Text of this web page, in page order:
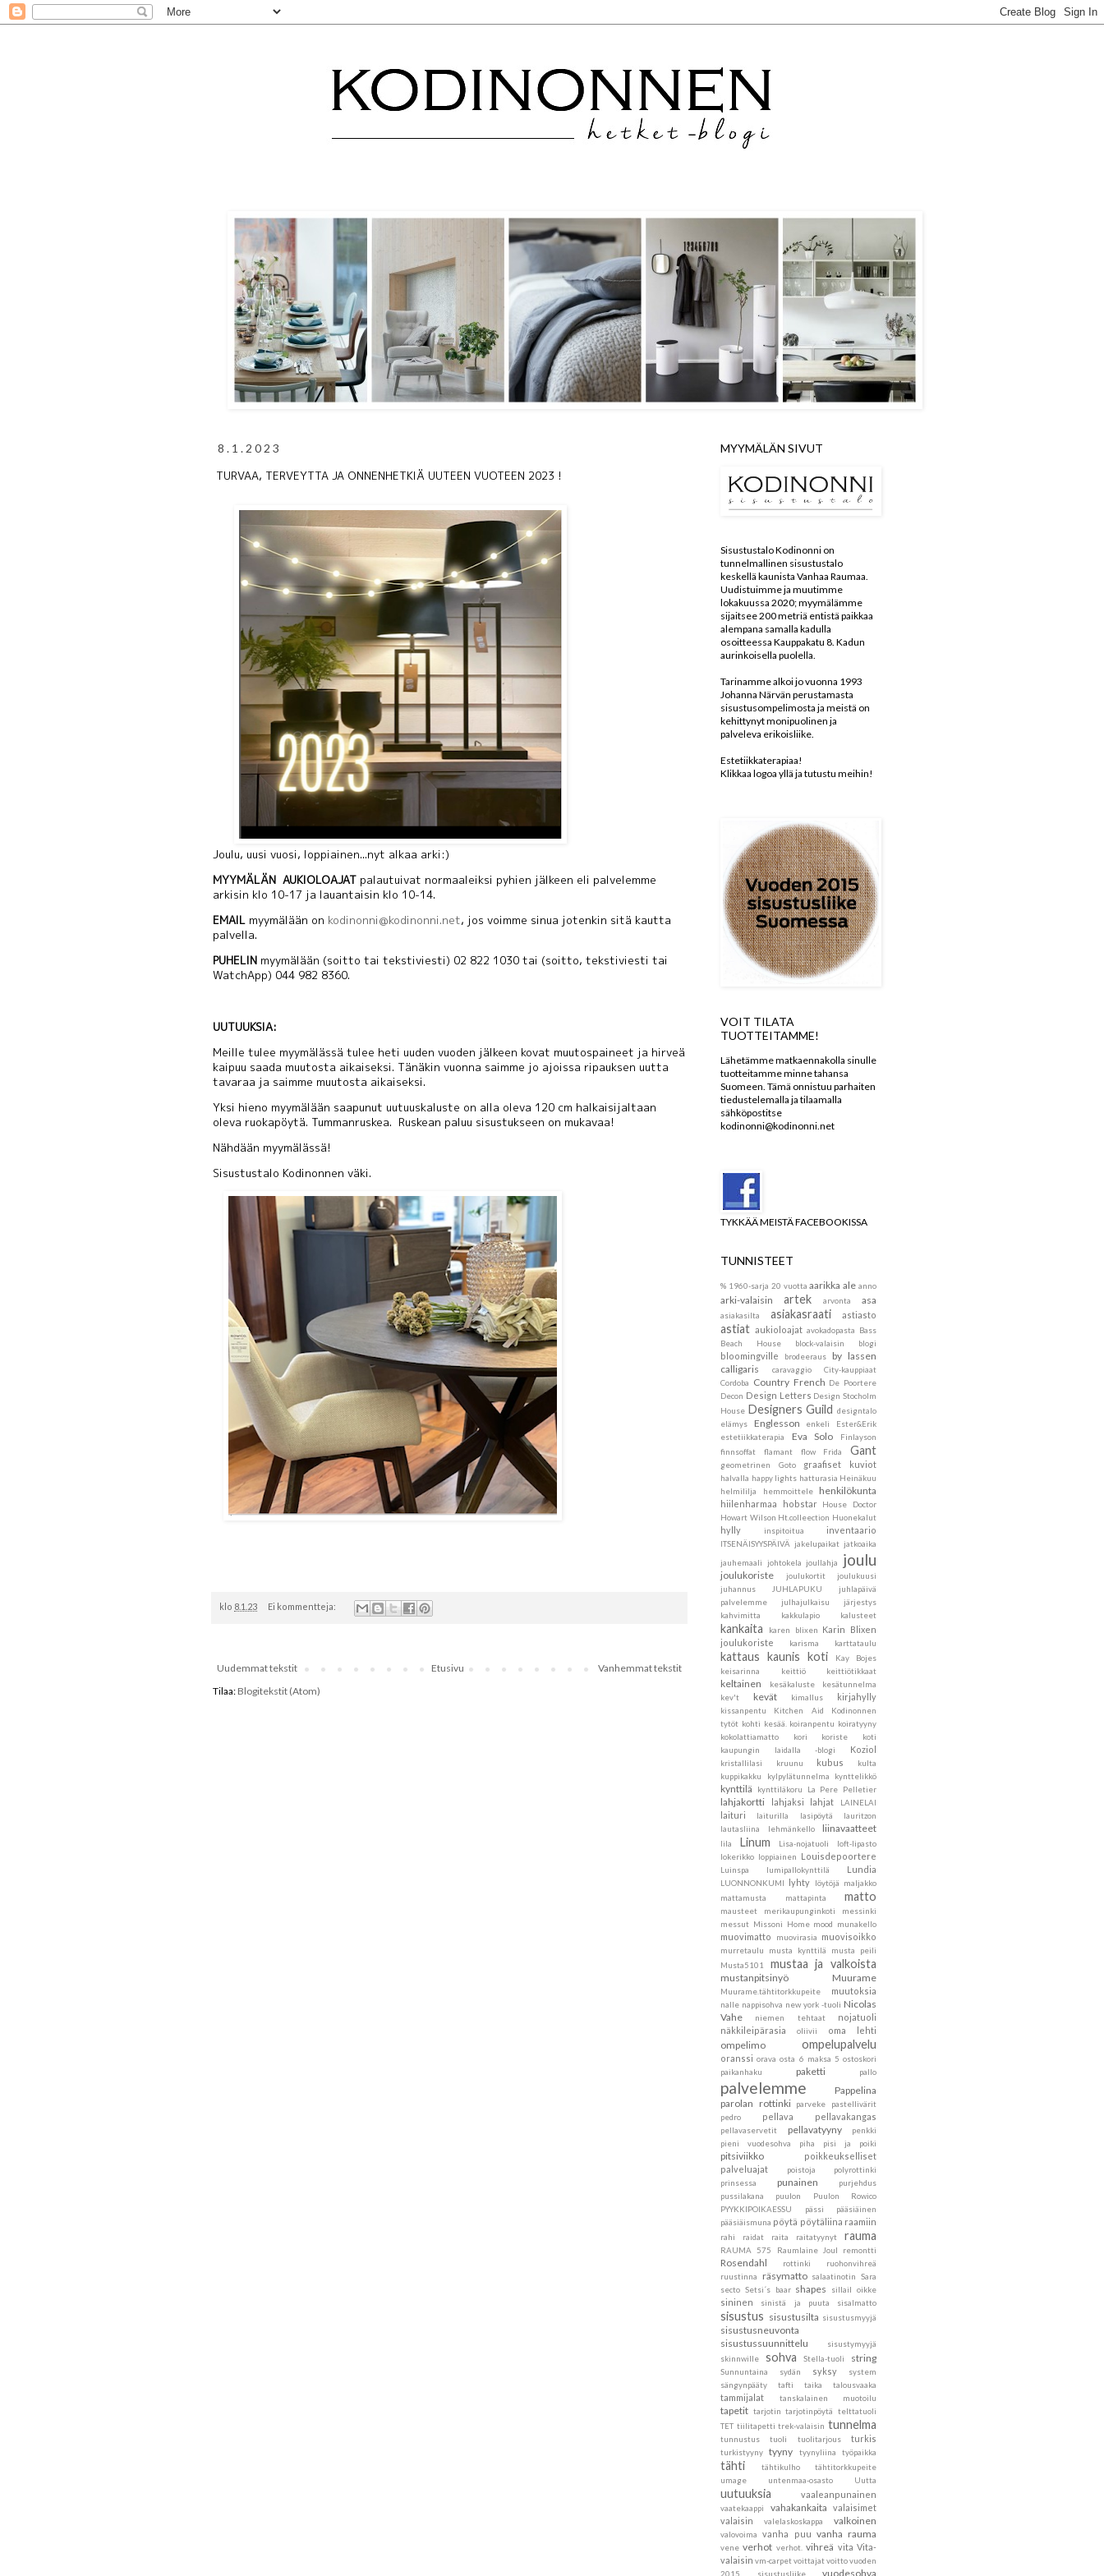
8.1.2023
TURVAA, TERVEYTTA JA ONNENHETKIÄ UUTEEN VUOTEEN 2023 !
Joulu, uusi vuosi, loppiainen...nyt alkaa arki:)
MYYMÄLÄN AUKIOLOAJAT palautuivat normaaleiksi pyhien jälkeen eli palvelemme
arkisin klo 10-17 ja lauantaisin klo 10-14.
EMAIL myymälään on kodinonni@kodinonni.net, jos voimme sinua jotenkin sitä kautta
palvella.
PUHELIN myymälään (soitto tai tekstiviesti) 02 822 1030 tai (soitto, tekstiviesti tai
WatchApp) 044 982 8360.
UUTUUKSIA:
Meille tulee myymälässä tulee heti uuden vuoden jälkeen kovat muutospaineet ja hirveä
kaipuu saada muutosta aikaiseksi. Tänäkin vuonna saimme jo ajoissa ripauksen uutta
tavaraa ja saimme muutosta aikaiseksi.
Yksi hieno myymälään saapunut uutuuskaluste on alla oleva 120 cm halkaisijaltaan
oleva ruokapöytä. Tummanruskea. Ruskean paluu sisustukseen on mukavaa!
Nähdään myymälässä!
Sisustustalo Kodinonnen väki.
klo 8.1.23 Ei kommentteja:
Uudemmat tekstit Vanhemmat tekstit
Etusivu
Tilaa: Blogitekstit (Atom)
MYYMÄLÄN SIVUT
Sisustustalo Kodinonni on
tunnelmallinen sisustustalo
keskellä kaunista Vanhaa Raumaa.
Uudistuimme ja muutimme
lokakuussa 2020; myymälämme
sijaitsee 200 metriä entistä paikkaa
alempana samalla kadulla
osoitteessa Kauppakatu 8. Kadun
aurinkoisella puolella.
Tarinamme alkoi jo vuonna 1993
Johanna Närvän perustamasta
sisustusompelimosta ja meistä on
kehittynyt monipuolinen ja
palveleva erikoisliike.
Estetiikkaterapiaa!
Klikkaa logoa yllä ja tutustu meihin!
VOIT TILATA
TUOTTEITAMME!
Lähetämme matkaennakolla sinulle
tuotteitamme minne tahansa
Suomeen. Tämä onnistuu parhaiten
tiedustelemalla ja tilaamalla
sähköpostitse
kodinonni@kodinonni.net
TYKKÄÄ MEISTÄ FACEBOOKISSA
TUNNISTEET
% 1960-sarja 20 vuotta aarikka ale anno
arki-valaisin artek arvonta asa
asiakasilta asiakasraati astiasto
astiat aukioloajat avokadopasta
Bass
Beach House
block-valaisin blogi
bloomingville brodeeraus
by lassen
calligaris
caravaggio
City-kauppiaat
Cordoba
Country French De Poortere
Decon Design Letters Design Stocholm
House Designers Guild designtalo
elämys
Englesson enkeli
Ester&Erik
estetiikkaterapia
Eva Solo
Finlayson
finnsoffat
flamant flow Frida Gant
geometrinen Goto graafiset kuviot
halvalla happy lights hatturasia Heinäkuu
helmililja
hemmoittele henkilökunta
hiilenharmaa hobstar
House Doctor
Howart Wilson Ht.colleection Huonekalut
hylly inspitoitua inventaario
ITSENÄISYYSPÄIVÄ jakelupaikat jatkoaika
jauhemaali johtokela joullahja joulu
joulukoriste joulukortit
joulukuusi
juhannus
JUHLAPUKU
juhlapäivä
palvelemme
julhajulkaisu
järjestys
kahvimitta
kakkulapio kalusteet
kankaita karen blixen
Karin Blixen
joulukoriste
karisma karttataulu
kattaus kaunis koti
Kay Bojes
keisarinna
keittiö keittiötikkaat
keltainen kesäkaluste
kesätunnelma
kev't
kevät kimallus kirjahylly
kissanpentu Kitchen Aid
Kodinonnen
tytöt kohti kesää. koiranpentu koiratyyny
kokolattiamatto
kori koriste
koti
kaupungin laidalla -blogi
Koziol
kristallilasi kruunu kubus
kulta
kuppikakku
kylpylätunnelma kynttelikkö
kynttilä kynttiläkoru La Pere Pelletier
lahjakortti lahjaksi lahjat LAINELAI
laituri laiturilla lasipöytä
lauritzon
lautasliina
lehmänkello liinavaatteet
lila Linum Lisa-nojatuoli
loft-lipasto
lokerikko loppiainen Louisdepoortere
Luinspa lumipallokynttilä Lundia
LUONNONKUMI lyhty löytöjä
maljakko
mattamusta
mattapinta matto
mausteet merikaupunginkoti
messinki
messut Missoni Home mood munakello
muovimatto muovirasia muovisoikko
murretaulu musta kynttilä
musta peili
Musta5101
mustaa ja valkoista
mustanpitsinyö Muurame
Muurame.tähtitorkkupeite muutoksia
nalle nappisohva new york -tuoli Nicolas
Vahe
niemen tehtaat
nojatuoli
näkkileipärasia
oliivii oma lehti
ompelimo ompelupalvelu
oranssi orava osta 6 maksa 5 ostoskori
paikanhaku
paketti pallo
palvelemme
Pappelina
parolan rottinki
parveke
pastellivärit
pedro
pellava pellavakangas
pellavaservetit pellavatyyny
penkki
pieni vuodesohva
piha pisi ja poiki
pitsiviikko
poikkeukselliset
palveluajat
poistoja
polyrottinki
prinsessa
punainen
purjehdus
pussilakana
puulon
Puulon Rowico
PYYKKIPOIKAESSU
pässi
pääsiäinen
pääsiäismuna pöytä pöytäliina raamiin
rahi raidat raita raitatyynyt rauma
RAUMA 575 Raumlaine Joul remontti
Rosendahl rottinki
ruohonvihreä
ruustinna
räsymatto salaatinotin
Sara
secto Setsi´s baar shapes sillail oikke
sininen sinistä ja puuta sisalmatto
sisustus sisustusilta sisustusmyyjä
sisustusneuvonta
sisustussuunnittelu
sisustymyyjä
skinnwille
sohva Stella-tuoli string
Sunnuntaina sydän syksy
system
sängynpääty
tafti taika talousvaaka
tammijalat tanskalainen muotoilu
tapetit tarjotin tarjotinpöytä
telttatuoli
TET tiilitapetti trek-valaisin tunnelma
tunnustus tuoli tuolitarjous turkis
turkistyyny tyyny tyynyliina työpaikka
tähti tähtikulho
tähtitorkkupeite
umage
untenmaa-osasto Uutta
uutuuksia vaaleanpunainen
vaatekaappi vahakankaita
valaisimet
valaisin
valelaskoskappa valkoinen
valovoima vanha puu vanha rauma
vene verhot verhot. vihreä vita Vita-
valaisin vm-carpetvoittajatvoittovuoden
2015 sisustusliike
vuodesohva